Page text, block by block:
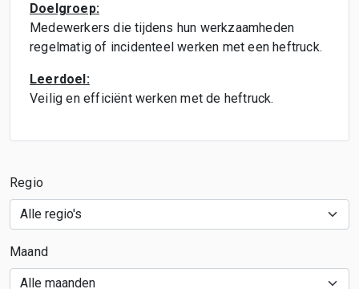
Doelgroep:
Medewerkers die tijdens hun werkzaamheden
regelmatig of incidenteel werken met een heftruck.
Leerdoel:
Veilig en efficiënt werken met de heftruck.
Regio
Maand